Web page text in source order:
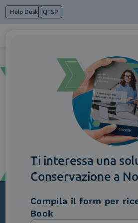
Help Desk QTSP
Cosa facciamo
freccia-verde-dx
Ti interessa una
Conservazione a
Compila il form per
Book